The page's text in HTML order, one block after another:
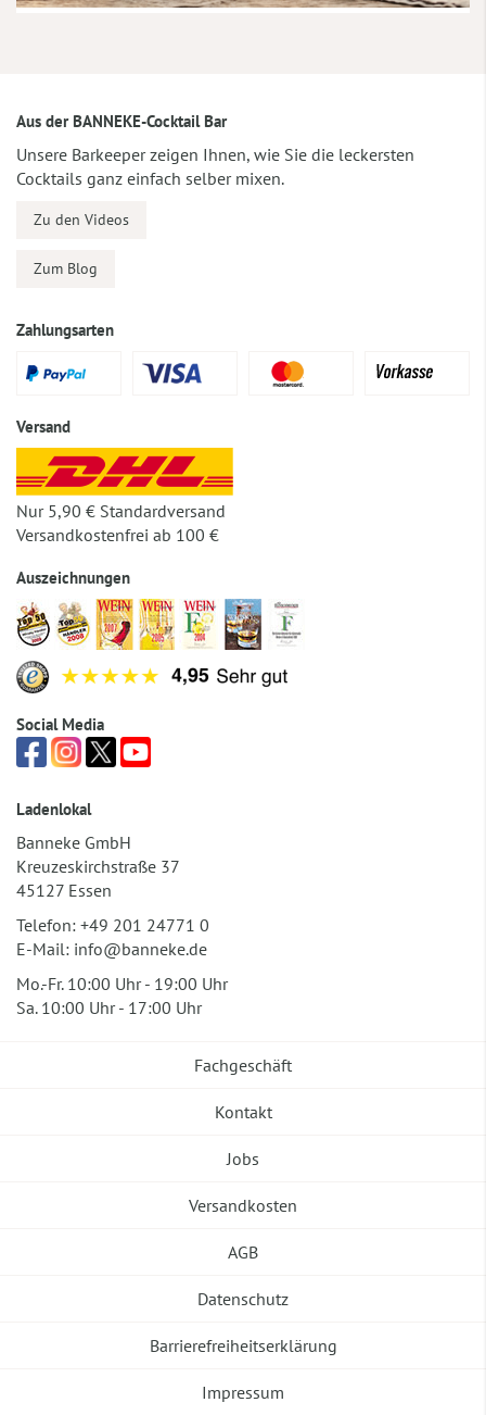
Aus der BANNEKE-Cocktail Bar
Unsere Barkeeper zeigen Ihnen, wie Sie die leckersten
Cocktails ganz einfach selber mixen.
Zu den Videos
Zum Blog
Zahlungsarten
Versand
Nur 5,90 € Standardversand
Versandkostenfrei ab 100 €
Auszeichnungen
Social Media
Ladenlokal
Banneke GmbH
Kreuzeskirchstraße 37
45127 Essen
Telefon: +49 201 24771 0
E-Mail: info@banneke.de
Mo.-Fr. 10:00 Uhr - 19:00 Uhr
Sa. 10:00 Uhr - 17:00 Uhr
Fachgeschäft
Kontakt
Jobs
Versandkosten
AGB
Datenschutz
Barrierefreiheitserklärung
Impressum